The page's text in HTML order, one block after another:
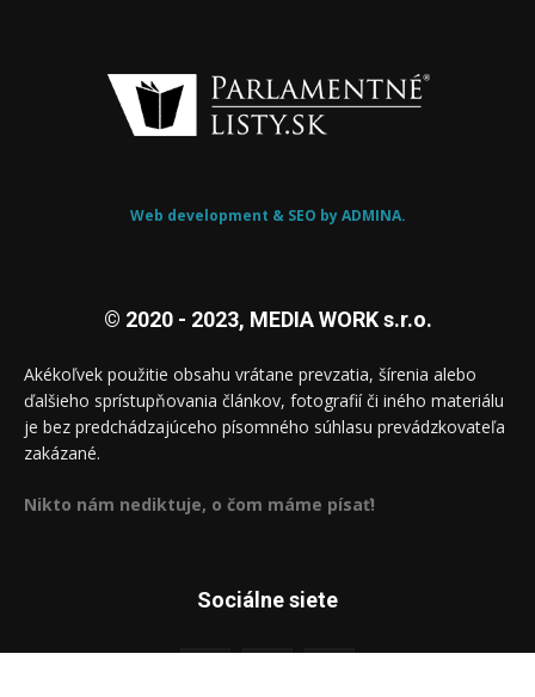
Web development & SEO by ADMINA.
© 2020 - 2023, MEDIA WORK s.r.o.
Akékoľvek použitie obsahu vrátane prevzatia, šírenia alebo
ďalšieho sprístupňovania článkov, fotografií či iného materiálu
je bez predchádzajúceho písomného súhlasu prevádzkovateľa
zakázané.
Nikto nám nediktuje, o čom máme písať!
Sociálne siete